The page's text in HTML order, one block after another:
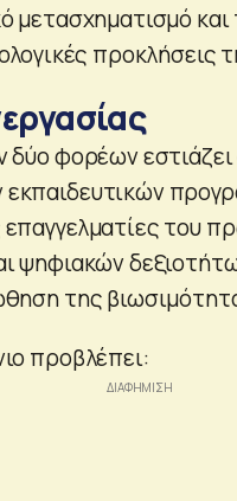
μετασχηματισμό
προκλήσεις
φορέων εστιάζει
του
ψηφιακών
της
προβλέπει: